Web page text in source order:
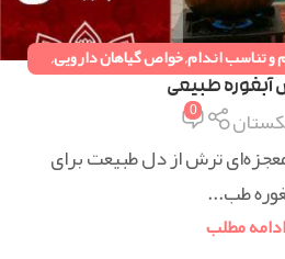
و تناسب اندام,خواص گیاهان دارویی,
آبغوره طبیعی
0
ترش از دل طبیعت برای
طب...
ادامه مطلب